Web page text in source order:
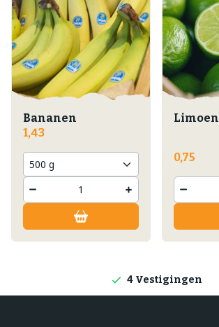
Bananen
1,43
Limoen
0,75
Lokale producten
4 Vestigingen